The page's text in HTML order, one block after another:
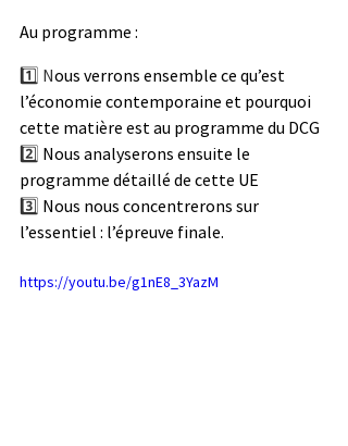
Au programme :
1️⃣ Nous verrons ensemble ce qu’est
l’économie contemporaine et pourquoi
cette matière est au programme du DCG
2️⃣ Nous analyserons ensuite le
programme détaillé de cette UE
3️⃣ Nous nous concentrerons sur
l’essentiel : l’épreuve finale.
https://youtu.be/g1nE8_3YazM